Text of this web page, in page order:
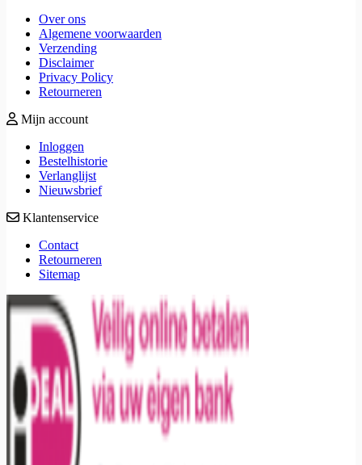
Over ons
Algemene voorwaarden
Verzending
Disclaimer
Privacy Policy
Retourneren
Mijn account
Inloggen
Bestelhistorie
Verlanglijst
Nieuwsbrief
Klantenservice
Contact
Retourneren
Sitemap